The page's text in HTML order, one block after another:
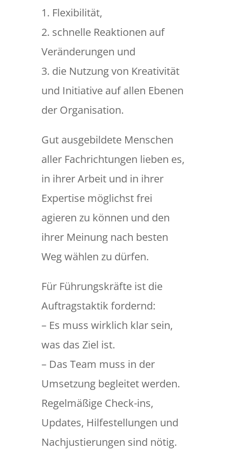
1. Flexibilität,
2. schnelle Reaktionen auf
Veränderungen und
3. die Nutzung von Kreativität
und Initiative auf allen Ebenen
der Organisation.
Gut ausgebildete Menschen
aller Fachrichtungen lieben es,
in ihrer Arbeit und in ihrer
Expertise möglichst frei
agieren zu können und den
ihrer Meinung nach besten
Weg wählen zu dürfen.
Für Führungskräfte ist die
Auftragstaktik fordernd:
– Es muss wirklich klar sein,
was das Ziel ist.
– Das Team muss in der
Umsetzung begleitet werden.
Regelmäßige Check-ins,
Updates, Hilfestellungen und
Nachjustierungen sind nötig.